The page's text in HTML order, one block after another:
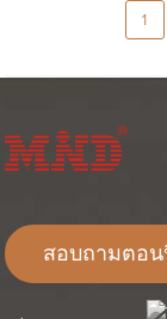
1
สอบถามตอ